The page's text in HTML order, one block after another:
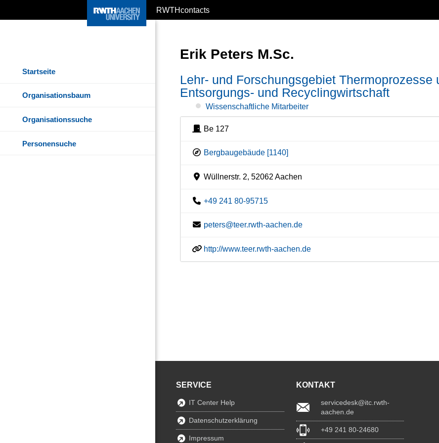
RWTHcontacts
Startseite
Organisationsbaum
Organisationssuche
Personensuche
Erik Peters M.Sc.
Lehr- und Forschungsgebiet
Entsorgungs- und Recyclingwirtschaft
Wissenschaftliche Mitarbeiter
Be 127
Bergbaugebäude [1140]
Wüllnerstr. 2, 52062 Aachen
+49 241 80-95715
peters@teer.rwth-aachen.de
http://www.teer.rwth-aachen.de
SERVICE
IT Center Help
Datenschutzerklärung
Impressum
KONTAKT
servicedesk@itc.rwth-
aachen.de
+49 241 80-24680